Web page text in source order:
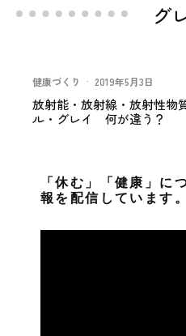
グ
健康づくり · 2019年5月3日
放射能・放射線・放射性物
ル・グレイ 何が違う？
「休む」「健康」に
報を配信しています。